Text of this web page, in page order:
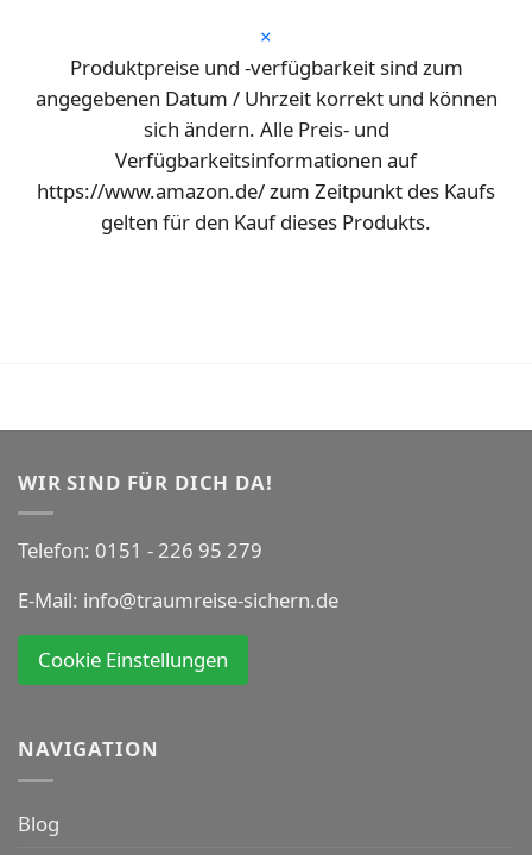
×
Produktpreise und -verfügbarkeit sind zum
angegebenen Datum / Uhrzeit korrekt und können
sich ändern. Alle Preis- und
Verfügbarkeitsinformationen auf
https://www.amazon.de/ zum Zeitpunkt des Kaufs
gelten für den Kauf dieses Produkts.
WIR SIND FÜR DICH DA!
Telefon: 0151 - 226 95 279
E-Mail: info@traumreise-sichern.de
Cookie Einstellungen
NAVIGATION
Blog